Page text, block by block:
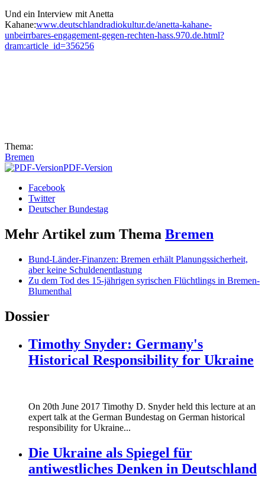
Und ein Interview mit Anetta
Kahane:www.deutschlandradiokultur.de/anetta-kahane-
unbeirrbares-engagement-gegen-rechten-hass.970.de.html?
dram:article_id=356256
Thema:
Bremen
PDF-Version
Facebook
Twitter
Deutscher Bundestag
Mehr Artikel zum Thema Bremen
Bund-Länder-Finanzen: Bremen erhält Planungssicherheit,
aber keine Schuldenentlastung
Zu dem Tod des 15-jährigen syrischen Flüchtlings in Bremen-
Blumenthal
Dossier
Timothy Snyder: Germany's
Historical Responsibility for Ukraine
On 20th June 2017 Timothy D. Snyder held this lecture at an
expert talk at the German Bundestag on German historical
responsibility for Ukraine...
Die Ukraine als Spiegel für
antiwestliches Denken in Deutschland